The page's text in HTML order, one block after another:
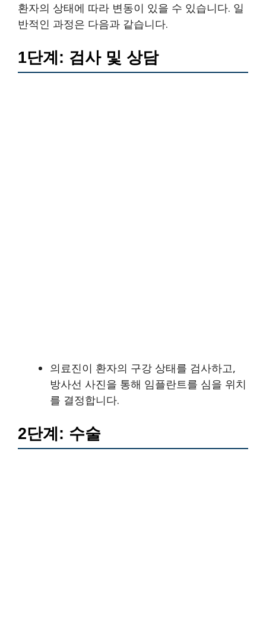
환자의 상태에 따라 변동이 있을 수 있습니다. 일
반적인 과정은 다음과 같습니다.
1단계: 검사 및 상담
의료진이 환자의 구강 상태를 검사하고,
방사선 사진을 통해 임플란트를 심을 위치
를 결정합니다.
2단계: 수술